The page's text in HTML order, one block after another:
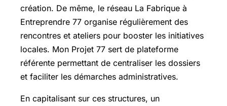
création. De même, le réseau La Fabrique à
Entreprendre 77 organise régulièrement des
rencontres et ateliers pour booster les initiatives
locales. Mon Projet 77 sert de plateforme
référente permettant de centraliser les dossiers
et faciliter les démarches administratives.
En capitalisant sur ces structures, un